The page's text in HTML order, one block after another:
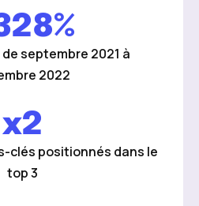
septembre 2021 à
2022
x2
clés positionnés dans le
top 3